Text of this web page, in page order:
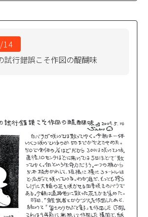
試行錯誤こそ作図の醍醐味